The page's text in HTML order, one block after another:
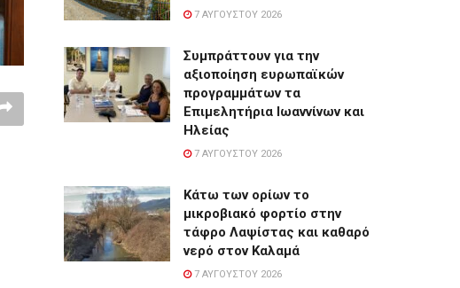
7 ΑΥΓΟΎΣΤΟΥ 2026
Συμπράττουν για την
αξιοποίηση ευρωπαϊκών
προγραμμάτων τα
Επιμελητήρια Ιωαννίνων και
Ηλείας
7 ΑΥΓΟΎΣΤΟΥ 2026
Κάτω των ορίων το
μικροβιακό φορτίο στην
τάφρο Λαψίστας και καθαρό
νερό στον Καλαμά
7 ΑΥΓΟΎΣΤΟΥ 2026